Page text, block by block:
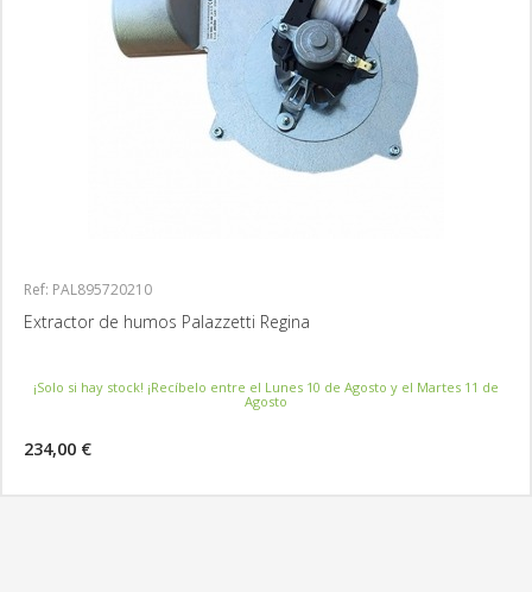
Ref: PAL895720210
Extractor de humos Palazzetti Regina
¡Solo si hay stock! ¡Recíbelo entre el Lunes 10 de Agosto y el Martes 11 de
Agosto
234,00 €